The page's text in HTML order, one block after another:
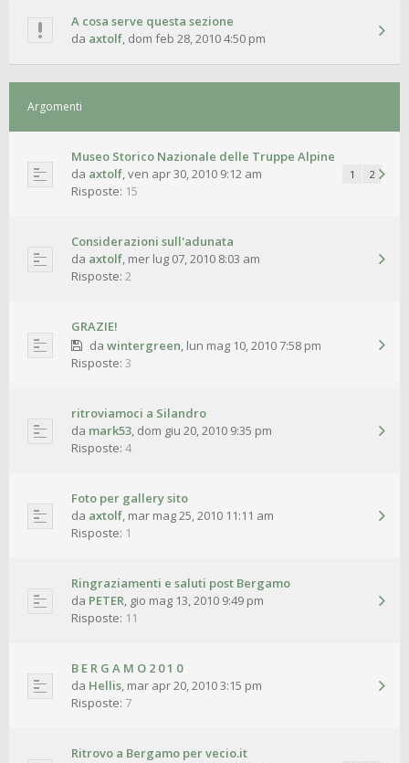
A cosa serve questa sezione
da axtolf, dom feb 28, 2010 4:50 pm
Argomenti
Museo Storico Nazionale delle Truppe Alpine
da axtolf,ven apr 30, 2010 9:12 am 1 2
Risposte: 15
Considerazioni sull'adunata
da axtolf, mer lug 07, 2010 8:03 am
Risposte: 2
GRAZIE!
da wintergreen, lun mag 10, 2010 7:58 pm
Risposte: 3
ritroviamoci a Silandro
da mark53, dom giu 20, 2010 9:35 pm
Risposte: 4
Foto per gallery sito
da axtolf, mar mag 25, 2010 11:11 am
Risposte: 1
Ringraziamenti e saluti post Bergamo
da PETER, gio mag 13, 2010 9:49 pm
Risposte: 11
B E R G A M O 2 0 1 0
da Hellis, mar apr 20, 2010 3:15 pm
Risposte: 7
Ritrovo a Bergamo per vecio.it